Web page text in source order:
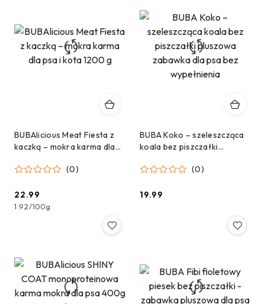
BUBAlicious Meat Fiesta z
kaczką – mokra karma dla
(0)
Cena:
22.99
1.92/100g
BUBA Koko – szeleszcząca
koala bez piszczałki
bez wypełnienia
(0)
Cena:
19.99